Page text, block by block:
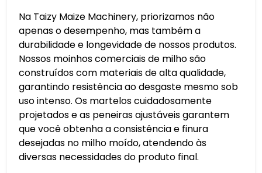
Na Taizy Maize Machinery, priorizamos não
apenas o desempenho, mas também a
durabilidade e longevidade de nossos produtos.
Nossos moinhos comerciais de milho são
construídos com materiais de alta qualidade,
garantindo resistência ao desgaste mesmo sob
uso intenso. Os martelos cuidadosamente
projetados e as peneiras ajustáveis ​​garantem
que você obtenha a consistência e finura
desejadas no milho moído, atendendo às
diversas necessidades do produto final.